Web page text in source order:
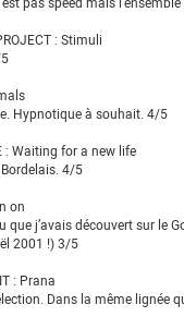
: Stimuli
Hypnotique à souhait. 4/5
: Waiting for a new life
4/5
on
que j’avais découvert sur le
2001 !) 3/5
: Prana
Dans la même lignée